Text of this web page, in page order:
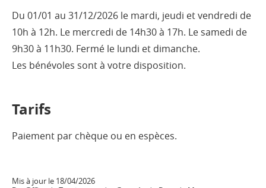
Du 01/01 au 31/12/2026 le mardi, jeudi et vendredi de
10h à 12h. Le mercredi de 14h30 à 17h. Le samedi de
9h30 à 11h30. Fermé le lundi et dimanche.
Les bénévoles sont à votre disposition.
Tarifs
Paiement par chèque ou en espèces.
Mis à jour le 18/04/2026